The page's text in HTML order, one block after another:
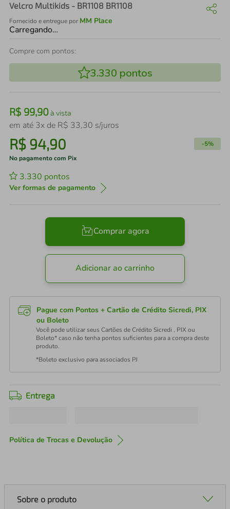
Velcro Multikids - BR1108 BR1108
Fornecido e entregue por MM Place
Carregando…
Compre com pontos:
3.330 pontos
R$ 99,90à vista
em até 3x de R$ 33,30 s/juros
R$ 94,90 -5%
No pagamento com Pix
3.330 pontos
Ver formas de pagamento
Comprar agora
Adicionar ao carrinho
Pague com Pontos + Cartão de Crédito Sicredi, PIX
ou Boleto
Você pode utilizar seus Cartões de Crédito Sicredi , PIX ou
Boleto* caso não tenha pontos suficientes para a compra deste
produto.
*Boleto exclusivo para associados PJ
Entrega
Política de Trocas e Devolução
Sobre o produto